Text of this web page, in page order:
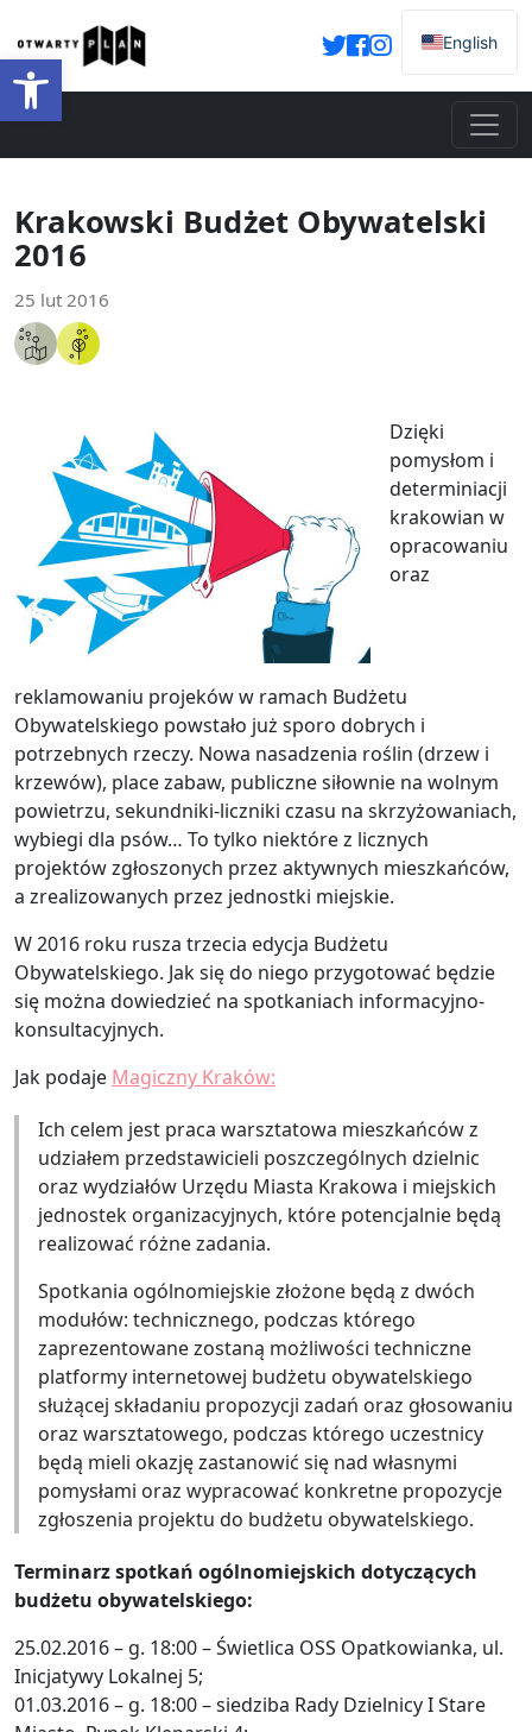
Otwórz pasek narzędzi
English
Krakowski Budżet Obywatelski
2016
25 lut 2016
Dzięki
pomysłom i
determiniacji
krakowian w
opracowaniu
oraz
reklamowaniu projeków w ramach Budżetu
Obywatelskiego powstało już sporo dobrych i
potrzebnych rzeczy. Nowa nasadzenia roślin (drzew i
krzewów), place zabaw, publiczne siłownie na wolnym
powietrzu, sekundniki-liczniki czasu na skrzyżowaniach,
wybiegi dla psów… To tylko niektóre z licznych
projektów zgłoszonych przez aktywnych mieszkańców,
a zrealizowanych przez jednostki miejskie.
W 2016 roku rusza trzecia edycja Budżetu
Obywatelskiego. Jak się do niego przygotować będzie
się można dowiedzieć na spotkaniach informacyjno-
konsultacyjnych.
Jak podaje Magiczny Kraków:
Ich celem jest praca warsztatowa mieszkańców z
udziałem przedstawicieli poszczególnych dzielnic
oraz wydziałów Urzędu Miasta Krakowa i miejskich
jednostek organizacyjnych, które potencjalnie będą
realizować różne zadania.
Spotkania ogólnomiejskie złożone będą z dwóch
modułów: technicznego, podczas którego
zaprezentowane zostaną możliwości techniczne
platformy internetowej budżetu obywatelskiego
służącej składaniu propozycji zadań oraz głosowaniu
oraz warsztatowego, podczas którego uczestnicy
będą mieli okazję zastanowić się nad własnymi
pomysłami oraz wypracować konkretne propozycje
zgłoszenia projektu do budżetu obywatelskiego.
Terminarz spotkań ogólnomiejskich dotyczących
budżetu obywatelskiego:
25.02.2016 – g. 18:00 – Świetlica OSS Opatkowianka, ul.
Inicjatywy Lokalnej 5;
01.03.2016 – g. 18:00 – siedziba Rady Dzielnicy I Stare